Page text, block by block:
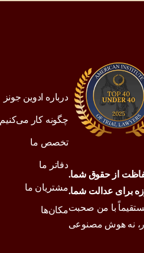
از حقوق شما.
برای عدالت شما.
با من صحبت
نه هوش مصنوعی
درباره ادوین جونز
چگونه کار می‌کنیم
تخصص ما
دفاتر ما
مشتریان ما
مکان‌ها